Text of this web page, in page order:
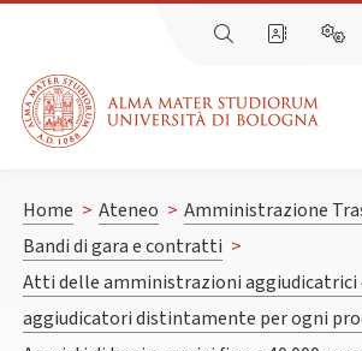
Home > Ateneo > Amministrazione
Bandi di gara e contratti >
Atti delle amministrazioni aggiudicatrici
aggiudicatori distintamente per ogni